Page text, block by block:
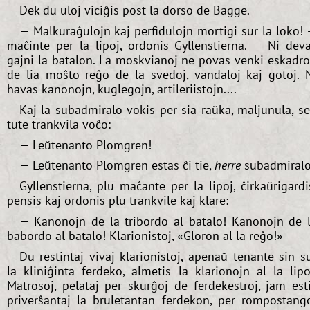
Dek du uloj viciĝis post la dorso de Bagge.
— Malkuraĝulojn kaj perfidulojn mortigi sur la loko!
maĉinte per la lipoj, ordonis Gyllenstierna. — Ni
gajni la batalon. La moskvianoj ne povas venki
de lia moŝto reĝo de la svedoj, vandaloj kaj gotoj.
havas kanonojn, kuglegojn, artileriistojn....
Kaj la subadmiralo vokis per sia raŭka, maljunula,
tute trankvila voĉo:
— Leŭtenanto Plomgren!
— Leŭtenanto Plomgren estas ĉi tie,herre
Gyllenstierna, plu maĉante per la lipoj,
pensis kaj ordonis plu trankvile kaj klare:
— Kanonojn de la tribordo al batalo! Kanonojn de
babordo al batalo! Klarionistoj, «Gloron al la reĝo!»
Du restintaj vivaj klarionistoj, apenaŭ tenante sin
la kliniĝinta ferdeko, almetis la klarionojn al la
Matrosoj, pelataj per skurĝoj de ferdekestroj, jam
priverŝantaj la bruletantan ferdekon, per